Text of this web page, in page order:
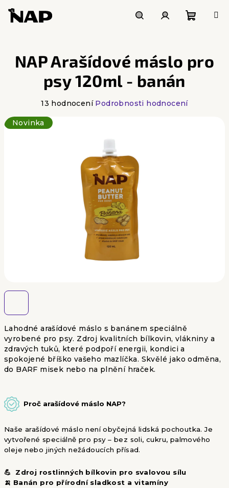
obsah
košík
Lahodné arašídové máslo s banánem speciálně
vyrobené pro psy. Zdroj kvalitních bílkovin, vlákniny a
zdravých tuků, které podpoří energii, kondici a
spokojené bříško vašeho mazlíčka. Skvělé jako odměna,
do BARF misek nebo na plnění hraček.
Proč arašídové máslo NAP?
Naše arašídové máslo není obyčejná lidská pochoutka. Je
vytvořené speciálně pro psy – bez soli, cukru, palmového
oleje nebo jiných nežádoucích přísad.
💪 Zdroj rostlinných bílkovin pro svalovou sílu
🍌 Banán pro přírodní sladkost a vitamíny
NAP Arašídové máslo pro
psy 120ml - banán
Průměrné
produktu
hvězdiček.
13 hodnocení Podrobnosti hodnocení
Novinka